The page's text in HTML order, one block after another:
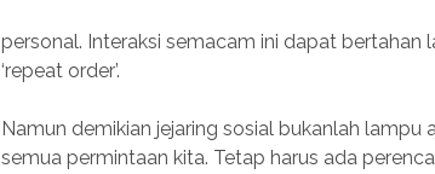
personal. Interaksi semacam ini dapat bertahan
‘repeat order’.
Namun demikian jejaring sosial bukanlah lampu
semua permintaan kita. Tetap harus ada